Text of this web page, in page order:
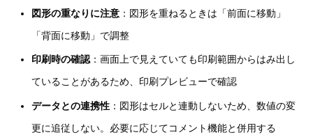
図形の重なりに注意：図形を重ねるときは「前面に移動」
「背面に移動」で調整
印刷時の確認：画面上で見えていても印刷範囲からはみ出し
ていることがあるため、印刷プレビューで確認
データとの連携性：図形はセルと連動しないため、数値の変
更に追従しない。必要に応じてコメント機能と併用する